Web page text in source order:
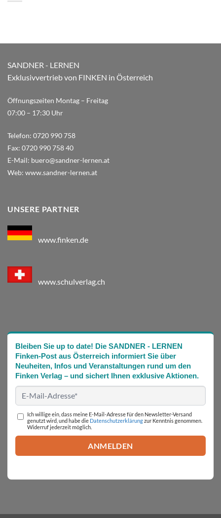
SANDNER - LERNEN
Exklusivvertrieb von FINKEN in Österreich
Öffnungszeiten Montag – Freitag
07:00 – 17:30 Uhr
Telefon: 0720 990 758
Fax: 0720 990 758 40
E-Mail: buero@sandner-lernen.at
Web: www.sandner-lernen.at
UNSERE PARTNER
www.finken.de
www.schulverlag.ch
Bleiben Sie up to date! Die SANDNER - LERNEN
Finken-Post aus Österreich informiert Sie über
Neuheiten, Infos und Veranstaltungen rund um den
Finken Verlag – und sichert Ihnen exklusive Aktionen.
Ich willige ein, dass meine E-Mail-Adresse für den Newsletter-Versand
genutzt wird, und habe die Datenschutzerklärungzur Kenntnis genommen.
Widerruf jederzeit möglich.